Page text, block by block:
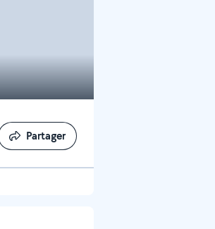
Partager
Partager